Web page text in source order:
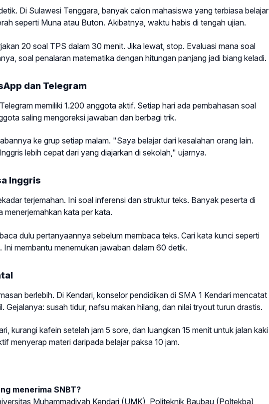
Di Sulawesi Tenggara, banyak calon mahasiswa yang terbiasa belajar
seperti Muna atau Buton. Akibatnya, waktu habis di tengah ujian.
20 soal TPS dalam 30 menit. Jika lewat, stop. Evaluasi mana soal
soal penalaran matematika dengan hitungan panjang jadi biang keladi.
dan Telegram
memiliki 1.200 anggota aktif. Setiap hari ada pembahasan soal
saling mengoreksi jawaban dan berbagi trik.
ke grup setiap malam. "Saya belajar dari kesalahan orang lain.
lebih cepat dari yang diajarkan di sekolah," ujarnya.
Inggris
terjemahan. Ini soal inferensi dan struktur teks. Banyak peserta di
menerjemahkan kata per kata.
dulu pertanyaannya sebelum membaca teks. Cari kata kunci seperti
membantu menemukan jawaban dalam 60 detik.
berlebih. Di Kendari, konselor pendidikan di SMA 1 Kendari mencatat
susah tidur, nafsu makan hilang, dan nilai tryout turun drastis.
kurangi kafein setelah jam 5 sore, dan luangkan 15 menit untuk jalan kaki
menyerap materi daripada belajar paksa 10 jam.
menerima SNBT?
Muhammadiyah Kendari (UMK), Politeknik Baubau (Poltekba),